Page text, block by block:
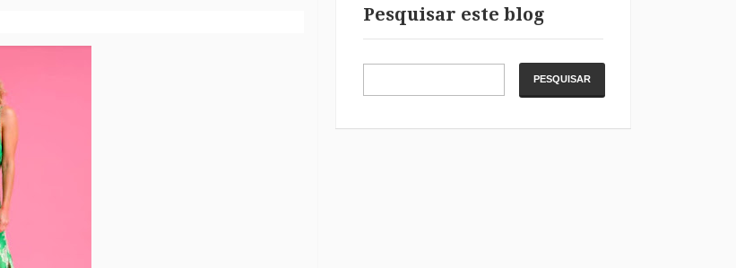
Pesquisar este blog